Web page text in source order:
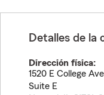
Detalles de la
Dirección física:
1520 E College
Suite E